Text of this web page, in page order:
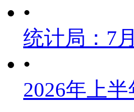
•
统计局：7
•
2026年上